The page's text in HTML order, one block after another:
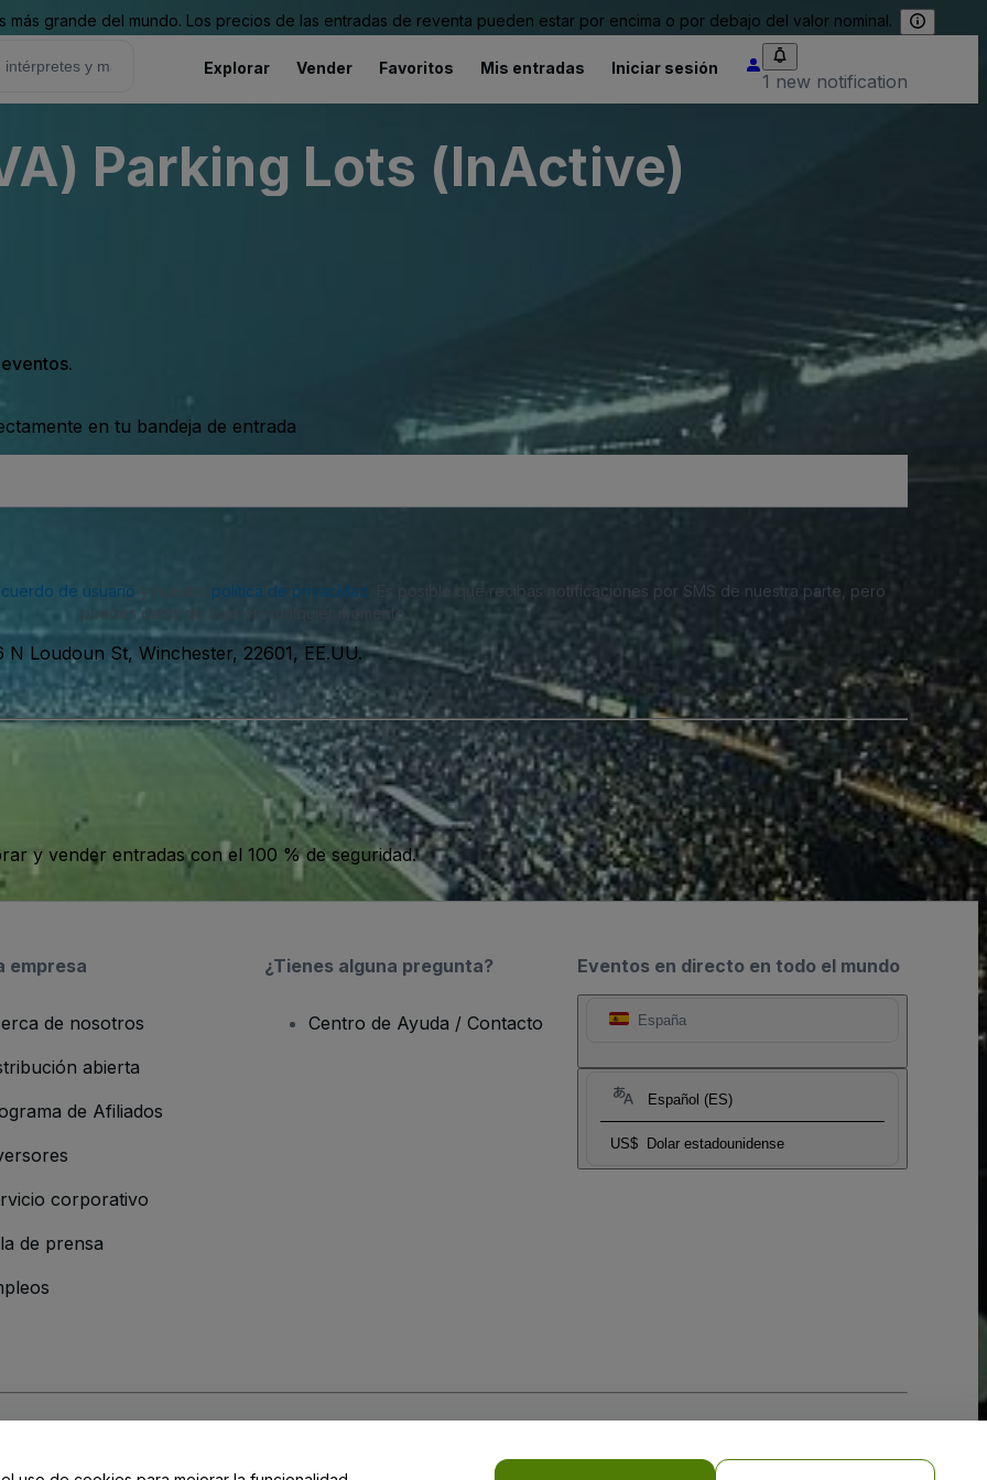
grande del mundo. Los precios de las entradas de reventa pueden estar por encima o por debajo del valor nominal.
Explorar Vender Favoritos Mis entradas Iniciar sesión
1 new notification
Parking Lots (InActive)
en tu bandeja de entrada
de usuario política de privacidad
. Es posible que recibas notificaciones por SMS de nuestra parte, pero
puedes darte de baja en cualquier momento.
N Loudoun St, Winchester, 22601, EE.UU.
y vender entradas con el 100 % de seguridad.
Eventos en directo en todo el mundo
España
Español (ES)
US$ Dolar estadounidense
empresa
de nosotros
abierta
de Afiliados
corporativo
de prensa
¿Tienes alguna pregunta?
Centro de Ayuda / Contacto
y de laPolítica de Privacidad para Móviles